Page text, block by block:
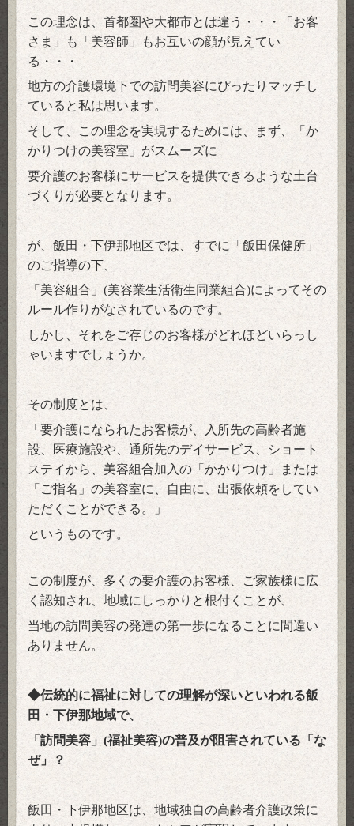
この理念は、 首都圏や大都市とは違う・・・「お客
さま」も「美容師」もお互いの顔が見えてい
る・・・
地方の介護環境下での訪問美容にぴったりマッチし
ていると私は思います。
そして、この理念を実現するためには、まず、「か
かりつけの美容室」がスムーズに
要介護のお客様にサービスを提供できるような土台
づくりが必要となります。
が、 飯田・下伊那地区では、すでに「飯田保健所」
のご指導の下、
「美容組合」 (美容業生活衛生同業組合)によってその
ルール作りがなされているのです。
しかし、それをご存じのお客様がどれほどいらっし
ゃいますでしょうか。
その制度とは、
「要介護になられたお客様が、入所先の高齢者施
設、医療施設や、通所先のデイサービス、ショート
ステイから、 美容組合加入の「かかりつけ」または
「ご指名」の美容室に、自由に、出張依頼をしてい
ただくことができる。」
というものです。
この制度が、多くの要介護のお客様、ご家族様に広
く認知され、地域にしっかりと根付くことが、
当地の訪問美容の発達の第一歩になることに間違い
ありません。
◆伝統的に福祉に対しての理解が深いといわれる飯
田・下伊那地域で、
「訪問美容」 (福祉美容)の普及が阻害されている「な
ぜ」？
飯田・下伊那地区は、地域独自の高齢者介護政策に